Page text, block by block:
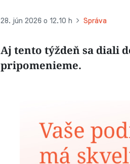
28. jún 2026 o 12.10 h Správa
Aj tento týždeň sa diali
pripomenieme.